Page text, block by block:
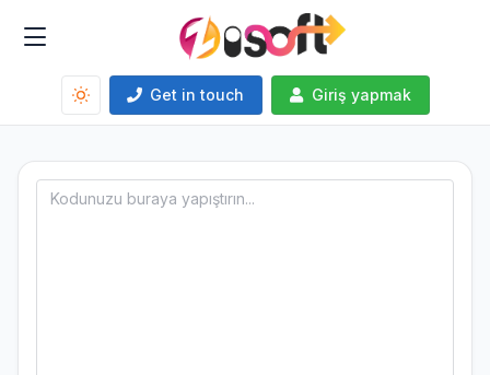
Get in touch Giriş yapmak